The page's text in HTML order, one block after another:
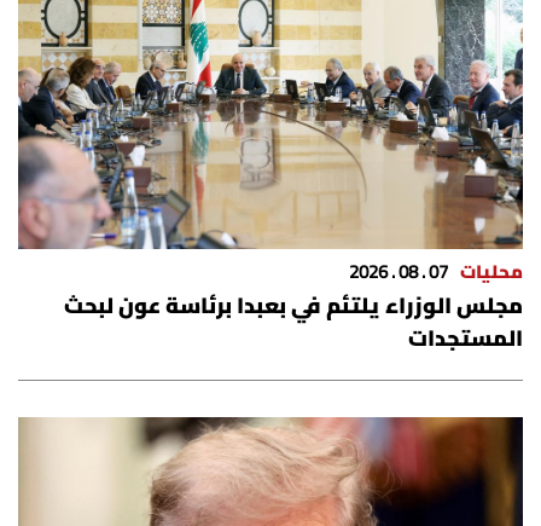
محليات 07 . 08 . 2026
مجلس الوزراء يلتئم في بعبدا برئاسة عون لبحث
المستجدات